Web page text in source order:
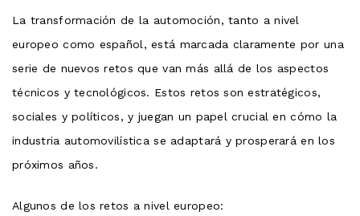
La transformación de la automoción, tanto a nivel
europeo como español, está marcada claramente por una
serie de nuevos retos que van más allá de los aspectos
técnicos y tecnológicos. Estos retos son estratégicos,
sociales y políticos, y juegan un papel crucial en cómo la
industria automovilística se adaptará y prosperará en los
próximos años.
Algunos de los retos a nivel europeo: